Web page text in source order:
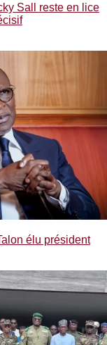
Sall reste en lice
élu président